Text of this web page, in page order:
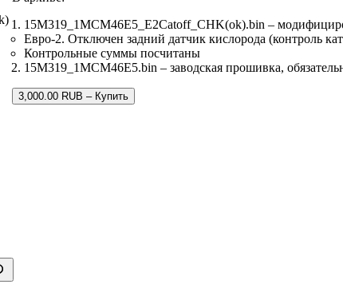
15M319_1MCM46E5_E2Catoff_CHK(ok).bin –
Евро-2. Отключен задний датчик кислорода (контроль
Контрольные суммы посчитаны
15M319_1MCM46E5.bin – заводская прошивка,
3,000.00 RUB – Купить